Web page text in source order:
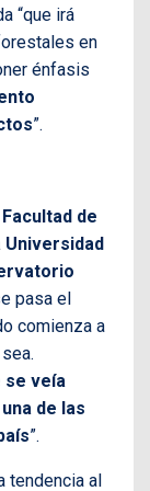
“que irá
en
énfasis
”.
de
Universidad
pasa el
comienza a
se veía
de las
”.
tendencia al